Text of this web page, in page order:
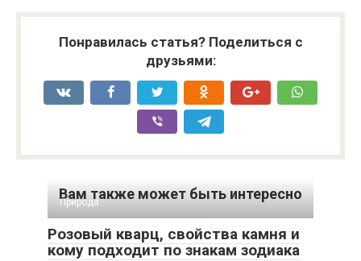
Понравилась статья? Поделиться с
друзьями:
Вам также может быть интересно
Природа
Розовый кварц, свойства камня и
кому подходит по знакам зодиака